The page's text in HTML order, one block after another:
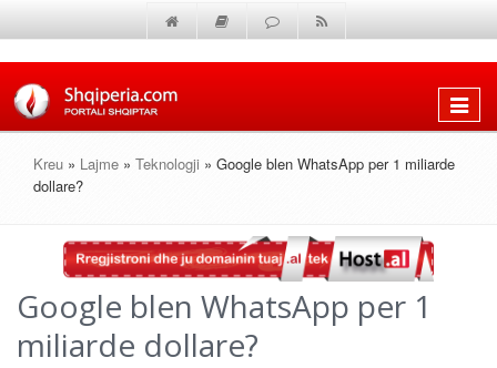
Shfaq
Kreu » Lajme » Teknologji » Google blen WhatsApp per 1 miliarde
dollare?
Google blen WhatsApp per 1
miliarde dollare?